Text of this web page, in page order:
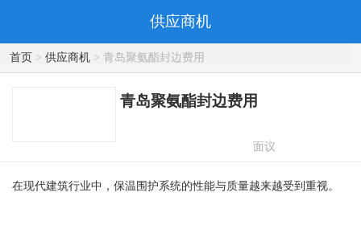
供应商机
首页> 供应商机> 青岛聚氨酯封边费用
青岛聚氨酯封边费用
面议
在现代建筑行业中，保温围护系统的性能与质量越来越受到重视。